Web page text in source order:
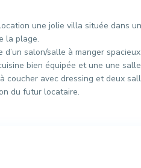
une jolie villa située dans
la plage.
d’un salon/salle à manger
bien équipée et une une salle
coucher avec dressing et deux
du futur locataire.